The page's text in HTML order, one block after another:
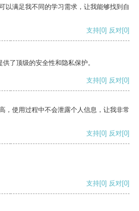
以满足我不同的学习需求，让我能够找到自
支持[0] 反对[0]
了顶级的安全性和隐私保护。
支持[0] 反对[0]
，使用过程中不会泄露个人信息，让我非常
支持[0] 反对[0]
支持[0] 反对[0]